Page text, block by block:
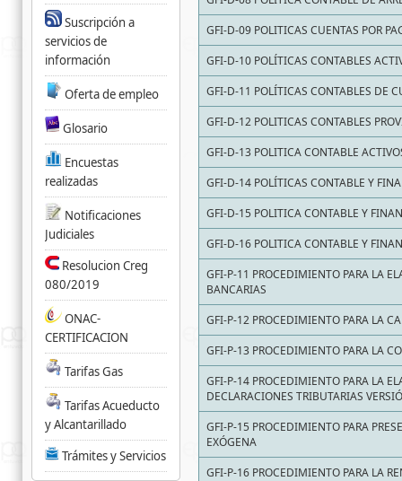
GFI-D-09 POLITICAS CUENTAS POR
GFI-D-10 POLÍTICAS CONTABLES
GFI-D-11 POLÍTICAS CONTABLES DE
GFI-D-12 POLITICAS CONTABLES
GFI-D-13 POLITICA CONTABLE
GFI-D-14 POLÍTICAS CONTABLE Y
GFI-D-15 POLITICA CONTABLE Y
GFI-D-16 POLITICA CONTABLE Y
GFI-P-11 PROCEDIMIENTO PARA LA
BANCARIAS
GFI-P-12 PROCEDIMIENTO PARA LA
GFI-P-13 PROCEDIMIENTO PARA LA
GFI-P-14 PROCEDIMIENTO PARA LA
DECLARACIONES TRIBUTARIAS
GFI-P-15 PROCEDIMIENTO PARA
EXÓGENA
GFI-P-16 PROCEDIMIENTO PARA LA
Suscripción a
servicios de
información
Oferta de empleo
Glosario
Encuestas
realizadas
Notificaciones
Judiciales
Resolucion Creg
080/2019
ONAC-
CERTIFICACION
Tarifas Gas
Tarifas Acueducto
y Alcantarillado
Trámites y Servicios